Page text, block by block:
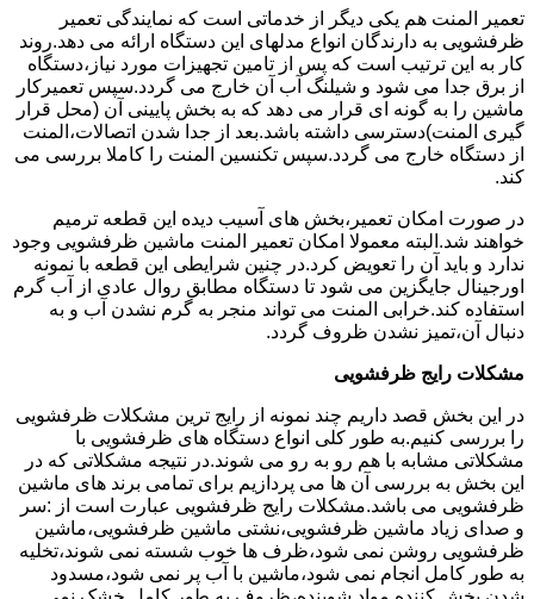
تعمیر المنت هم یکی دیگر از خدماتی است که نمایندگی تعمیر
ظرفشویی به دارندگان انواع مدلهای این دستگاه ارائه می دهد.روند
کار به این ترتیب است که پس از تامین تجهیزات مورد نیاز،دستگاه
از برق جدا می شود و شیلنگ آب آن خارج می گردد.سپس تعمیرکار
ماشین را به گونه ای قرار می دهد که به بخش پایینی آن (محل قرار
گیری المنت)دسترسی داشته باشد.بعد از جدا شدن اتصالات،المنت
از دستگاه خارج می گردد.سپس تکنسین المنت را کاملا بررسی می
کند.
در صورت امکان تعمیر،بخش های آسیب دیده این قطعه ترمیم
خواهند شد.البته معمولا امکان تعمیر المنت ماشین ظرفشویی وجود
ندارد و باید آن را تعویض کرد.در چنین شرایطی این قطعه با نمونه
اورجینال جایگزین می شود تا دستگاه مطابق روال عادی از آب گرم
استفاده کند.خرابی المنت می تواند منجر به گرم نشدن آب و به
دنبال آن،تمیز نشدن ظروف گردد.
مشکلات رایج ظرفشویی
در این بخش قصد داریم چند نمونه از رایج ترین مشکلات ظرفشویی
را بررسی کنیم.به طور کلی انواع دستگاه های ظرفشویی با
مشکلاتی مشابه با هم رو به رو می شوند.در نتیجه مشکلاتی که در
این بخش به بررسی آن ها می پردازیم برای تمامی برند های ماشین
ظرفشویی می باشد.مشکلات رایج ظرفشویی عبارت است از :سر
و صدای زیاد ماشین ظرفشویی،نشتی ماشین ظرفشویی،ماشین
ظرفشویی روشن نمی شود،ظرف ها خوب شسته نمی شوند،تخلیه
به طور کامل انجام نمی شود،ماشین با آب پر نمی شود،مسدود